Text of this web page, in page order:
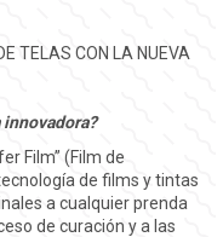
TELAS CON LA NUEVA
innovadora?
Film” (Film de
de films y tintas
a cualquier prenda
de curación y a las